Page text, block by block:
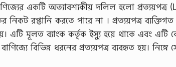
একটি অত্যাবশ্যকীয় দলিল হলো প্রত্যয়পত্র
নিকট রপ্তানি করতে পারে না । প্রত্যয়পত্র
এটি মূলত ব্যাংক কর্তৃক ইস্যু হয়ে থাকে এবং এটি
বাণিজ্যে বিভিন্ন ধরনের প্রত্যয়পত্র ব্যবহৃত হয়।